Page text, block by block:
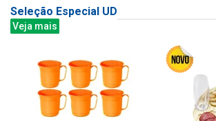
Seleção Especial UD
Veja mais